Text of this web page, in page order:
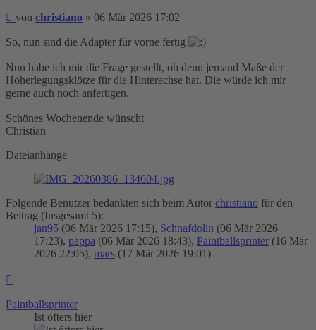
Beitrag
von christiano » 06 Mär 2026 17:02
So, nun sind die Adapter für vorne fertig
Nun habe ich mir die Frage gestellt, ob denn jemand Maße der
Höherlegungsklötze für die Hinterachse hat. Die würde ich mir
gerne auch noch anfertigen.
Schönes Wochenende wünscht
Christian
Dateianhänge
Folgende Benutzer bedankten sich beim Autor christiano für den
Beitrag (Insgesamt 5):
jan95 (06 Mär 2026 17:15), Schnafdolin (06 Mär 2026
17:23), pappa (06 Mär 2026 18:43), Paintballsprinter (16 Mär
2026 22:05), mars (17 Mär 2026 19:01)
Paintballsprinter
Ist öfters hier